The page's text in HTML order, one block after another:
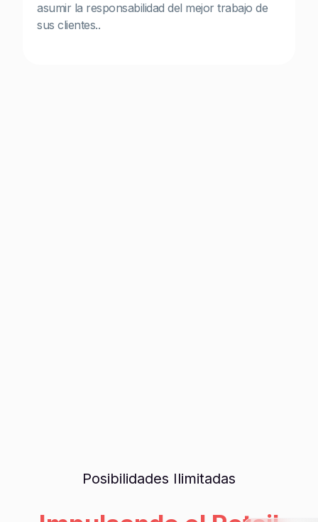
asumir la responsabilidad del mejor trabajo de
sus clientes..
Posibilidades Ilimitadas